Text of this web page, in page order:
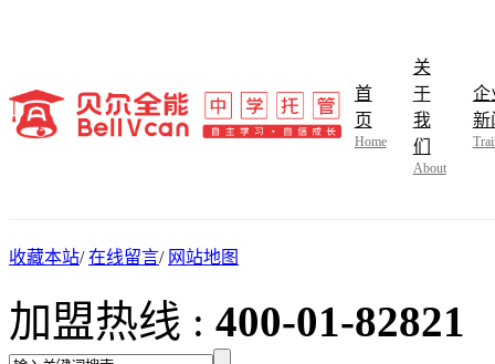
首
页
Home
关
于
我
们
About
企
新
收藏本站/在线留言/ 网站地图
加盟热线 : 400-01-82821